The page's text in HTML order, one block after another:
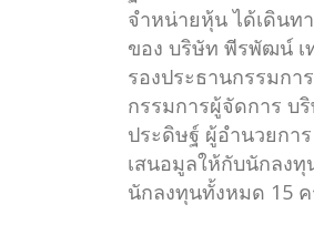
จำหน่ายหุ้น ได้เดินท
ของ บริษัท พีรพัฒน์ เ
รองประธานกรรมก
กรรมการผู้จัดการ บ
ประดิษฐ์ ผู้อำนวยก
เสนอมูลให้กับนักลง
นักลงทุนทั้งหมด 15 ค